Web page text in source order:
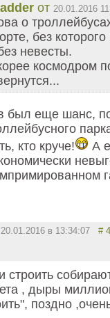
от 20.01.2016
о
без
невесты.
космодром
был еще шанс,
кто круче!
А
20.01.2016 в 13:34:07 #
строить
, дыры
поздно